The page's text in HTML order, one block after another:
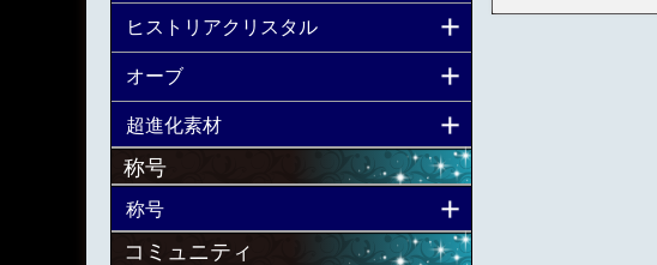
ヒストリアクリスタル
オーブ
超進化素材
称号
称号
コミュニティ